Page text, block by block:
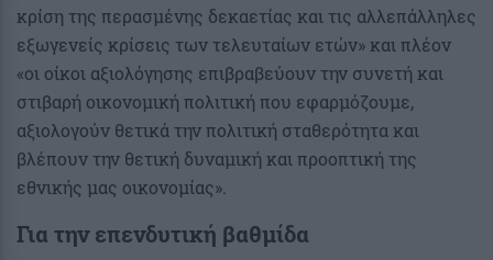
κρίση της περασμένης δεκαετίας και τις αλλεπάλληλες
εξωγενείς κρίσεις των τελευταίων ετών» και πλέον
«οι οίκοι αξιολόγησης επιβραβεύουν την συνετή και
στιβαρή οικονομική πολιτική που εφαρμόζουμε,
αξιολογούν θετικά την πολιτική σταθερότητα και
βλέπουν την θετική δυναμική και προοπτική της
εθνικής μας οικονομίας».
Για τηνεπενδυτική βαθμίδα